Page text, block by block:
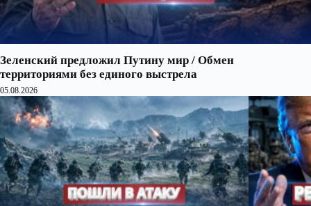
Зеленский предложил Путину мир / Обмен
территориями без единого выстрела
05.08.2026